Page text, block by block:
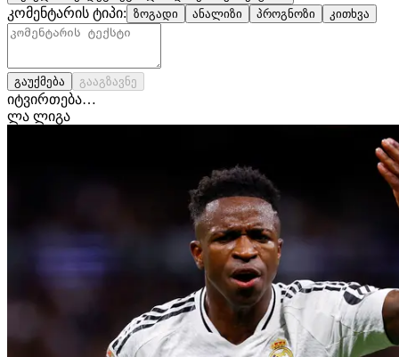
კომენტარის ტიპი: ზოგადი ანალიზი პროგნოზი კითხვა
გაუქმება გააგზავნე
იტვირთება…
ლა ლიგა